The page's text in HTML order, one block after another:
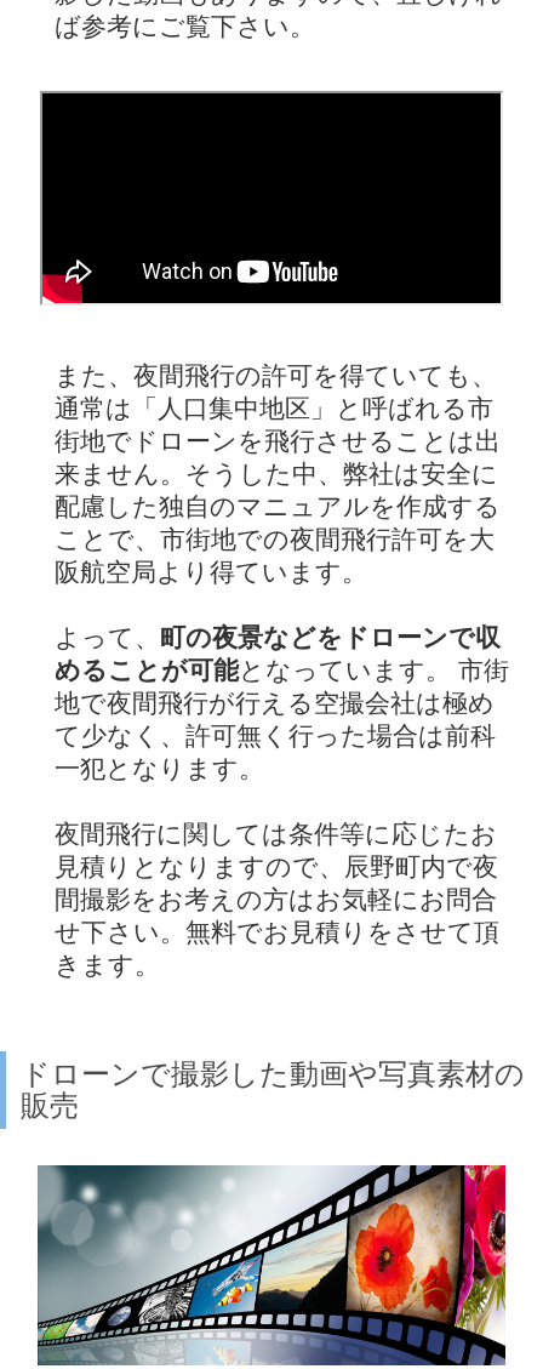
ば参考にご覧下さい。
また、夜間飛行の許可を得ていても、
通常は「人口集中地区」と呼ばれる市
街地でドローンを飛行させることは出
来ません。そうした中、弊社は安全に
配慮した独自のマニュアルを作成する
ことで、市街地での夜間飛行許可を大
阪航空局より得ています。
よって、 町の夜景などをドローンで収
めることが可能となっています。 市街
地で夜間飛行が行える空撮会社は極め
て少なく、許可無く行った場合は前科
一犯となります。
夜間飛行に関しては条件等に応じたお
見積りとなりますので、辰野町内で夜
間撮影をお考えの方はお気軽にお問合
せ下さい。無料でお見積りをさせて頂
きます。
ドローンで撮影した動画や写真素材の
販売